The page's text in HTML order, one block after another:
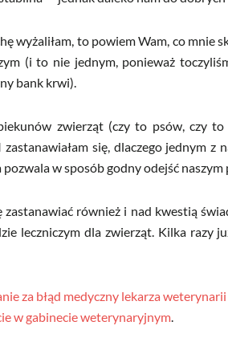
wyżaliłam, to powiem Wam, co mnie
(i to nie jednym, ponieważ
bank krwi).
zwierząt (czy to psów, czy
zastanawiałam się, dlaczego jednym
w sposób godny odejść naszym
zastanawiać również i nad kwestią
leczniczym dla zwierząt. Kilka razy
za błąd medyczny lekarza weterynarii
w gabinecie weterynaryjnym.